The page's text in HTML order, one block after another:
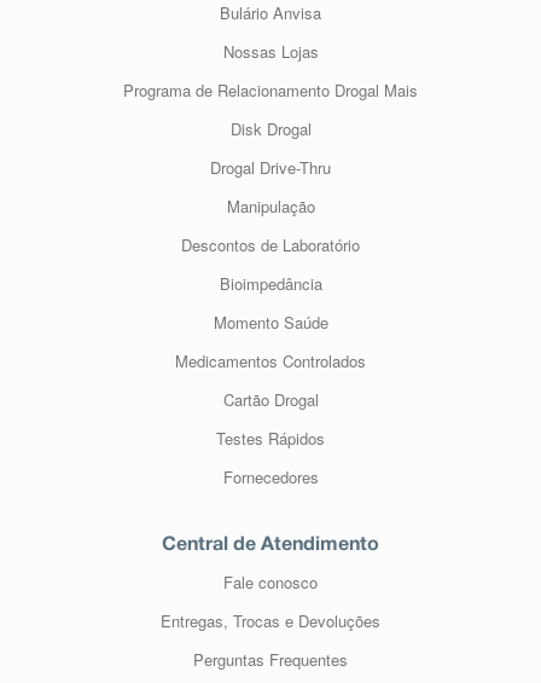
Bulário Anvisa
Nossas Lojas
Programa de Relacionamento Drogal Mais
Disk Drogal
Drogal Drive-Thru
Manipulação
Descontos de Laboratório
Bioimpedância
Momento Saúde
Medicamentos Controlados
Cartão Drogal
Testes Rápidos
Fornecedores
Central de Atendimento
Fale conosco
Entregas, Trocas e Devoluções
Perguntas Frequentes